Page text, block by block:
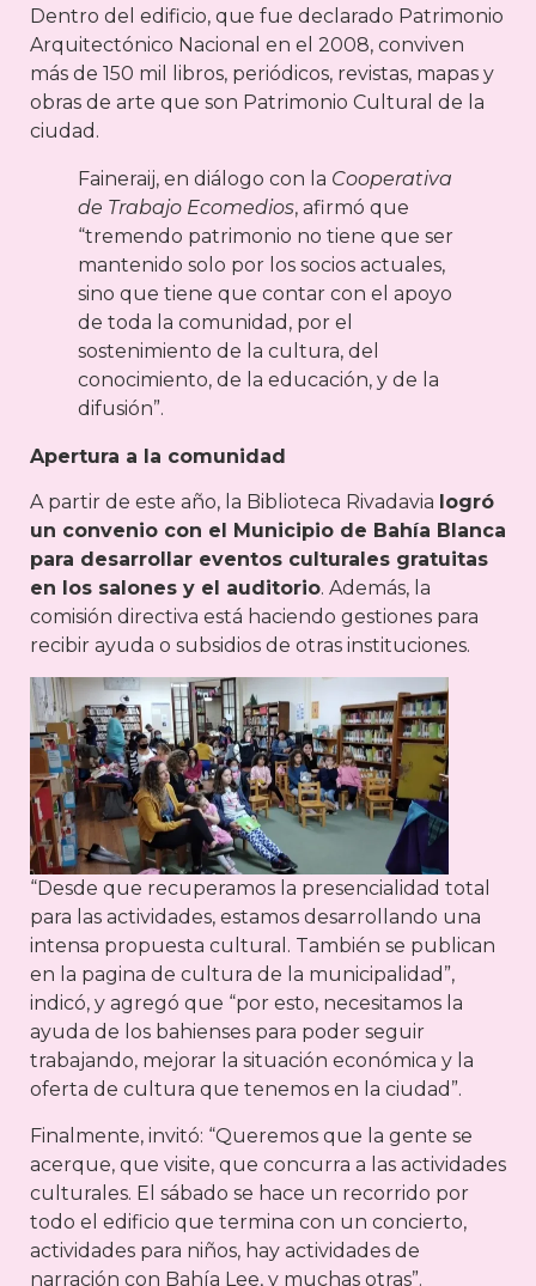
Dentro del edificio, que fue declarado Patrimonio
Arquitectónico Nacional en el 2008, conviven
más de 150 mil libros, periódicos, revistas, mapas y
obras de arte que son Patrimonio Cultural de la
ciudad.
Faineraij, en diálogo con la Cooperativa
de Trabajo Ecomedios, afirmó que
“tremendo patrimonio no tiene que ser
mantenido solo por los socios actuales,
sino que tiene que contar con el apoyo
de toda la comunidad, por el
sostenimiento de la cultura, del
conocimiento, de la educación, y de la
difusión”.
Apertura a la comunidad
A partir de este año, la Biblioteca Rivadavia logró
un convenio con el Municipio de Bahía Blanca
para desarrollar eventos culturales gratuitas
en los salones y el auditorio. Además, la
comisión directiva está haciendo gestiones para
recibir ayuda o subsidios de otras instituciones.
“Desde que recuperamos la presencialidad total
para las actividades, estamos desarrollando una
intensa propuesta cultural. También se publican
en la pagina de cultura de la municipalidad”,
indicó, y agregó que “por esto, necesitamos la
ayuda de los bahienses para poder seguir
trabajando, mejorar la situación económica y la
oferta de cultura que tenemos en la ciudad”.
Finalmente, invitó: “Queremos que la gente se
acerque, que visite, que concurra a las actividades
culturales. El sábado se hace un recorrido por
todo el edificio que termina con un concierto,
actividades para niños, hay actividades de
narración con Bahía Lee, y muchas otras”.